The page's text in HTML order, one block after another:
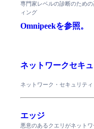
専門家レベルの診断のため
ィング
Omnipeekを参照。
ネットワークセキ
ネットワーク・セキュリティ
エッジ
悪意のあるクエリがネット